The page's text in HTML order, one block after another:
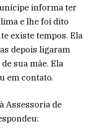
informa ter
e lhe foi dito
existe tempos. Ela
depois ligaram
sua mãe. Ela
em contato.
Assessoria de